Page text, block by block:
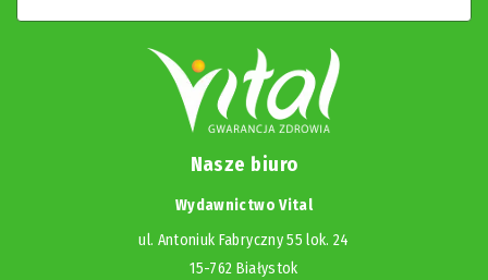
Nasze biuro
Wydawnictwo Vital
ul. Antoniuk Fabryczny 55 lok. 24
15-762 Białystok